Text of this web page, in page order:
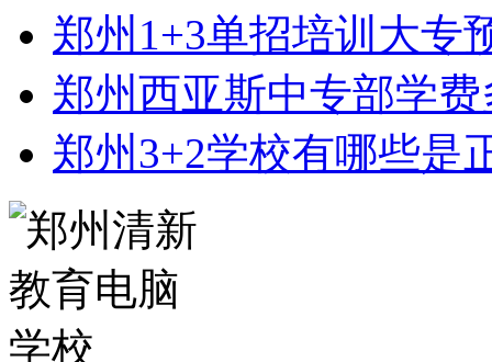
郑州1+3单招培训大专
郑州西亚斯中专部学
郑州3+2学校有哪些是